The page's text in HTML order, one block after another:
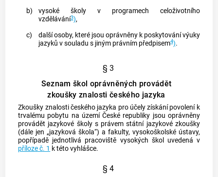
b)
vysoké školy v programech celoživotního
vzdělávání3),
c)
další osoby, které jsou oprávněny k poskytování výuky
jazyků v souladu s jiným právním předpisem4).
§ 3
Seznam škol oprávněných provádět
zkoušky znalosti českého jazyka
Zkoušky znalosti českého jazyka pro účely získání povolení k
trvalému pobytu na území České republiky jsou oprávněny
provádět jazykové školy s právem státní jazykové zkoušky
(dále jen „jazyková škola“) a fakulty, vysokoškolské ústavy,
popřípadě jednotlivá pracoviště vysokých škol uvedená v
příloze č. 1 k této vyhlášce.
§ 4